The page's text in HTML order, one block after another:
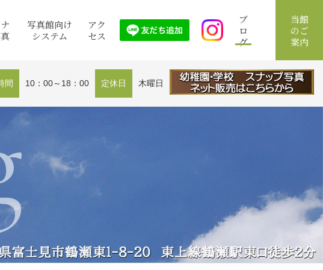
写真館向け
システム
アク
セス
ブ
ロ
グ
当館
のご
案内
間 10：00～18：00 定休日 木曜日